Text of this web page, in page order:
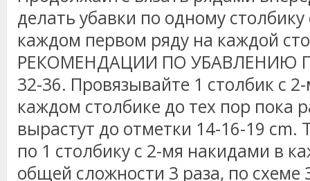
делать убавки по одному
каждом первом ряду на каждой
РЕКОМЕНДАЦИИ ПО УБАВЛЕНИЮ
32-36. Провязывайте 1 столбик с
каждом столбике до тех пор пока
вырастут до отметки 14-16-19 cm.
по 1 столбику с 2-мя накидами в
общей сложности 3 раза, по